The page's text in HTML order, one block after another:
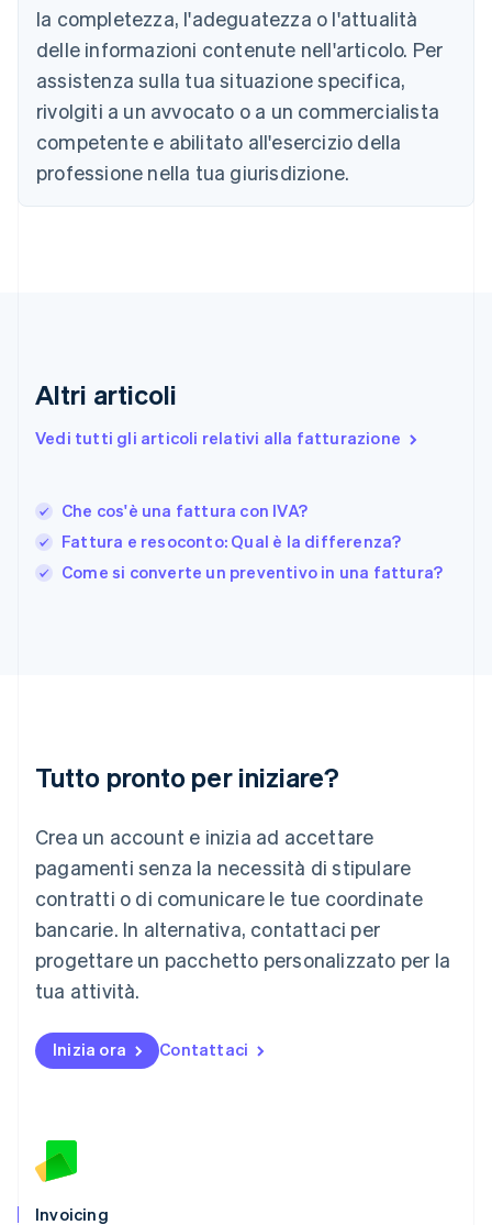
la completezza, l'adeguatezza o l'attualità
delle informazioni contenute nell'articolo. Per
assistenza sulla tua situazione specifica,
rivolgiti a un avvocato o a un commercialista
competente e abilitato all'esercizio della
professione nella tua giurisdizione.
Altri articoli
Vedi tutti gli articoli relativi alla fatturazione
Che cos'è una fattura con IVA?
Fattura e resoconto: Qual è la differenza?
Come si converte un preventivo in una fattura?
Tutto pronto per iniziare?
Crea un account e inizia ad accettare
pagamenti senza la necessità di stipulare
contratti o di comunicare le tue coordinate
bancarie. In alternativa, contattaci per
progettare un pacchetto personalizzato per la
tua attività.
Inizia ora Contattaci
Invoicing
简体中文English
Cipro
Croazia
EnglishItaliano
Danimarca
English
Emirati Arabi Uniti
Deutsch English
Giappone
Gibilterra
English
India
Irlanda
English
FrançaisDeutschEnglish
English简体中文
Malta
English
Messico
Español English
Norvegia
Nuova Zelanda
English
Paesi Bassi
English
Portogallo
RAS di Hong Kong, Cina